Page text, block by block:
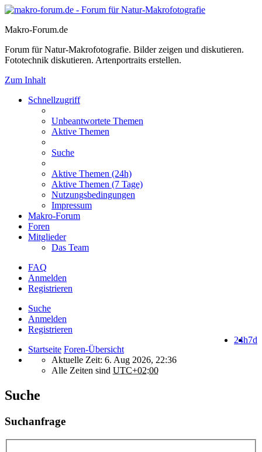
Makro-Forum.de
Forum für Natur-Makrofotografie. Bilder zeigen und diskutieren.
Fototechnik diskutieren. Artenportraits erstellen.
Zum Inhalt
Schnellzugriff
Unbeantwortete Themen
Aktive Themen
Suche
Aktive Themen (24h)
Aktive Themen (7 Tage)
Nutzungsbedingungen
Impressum
Makro-Forum
Foren
Mitglieder
Das Team
FAQ
Anmelden
Registrieren
Suche
Anmelden
Registrieren
7d
24h
Startseite Foren-Übersicht
Aktuelle Zeit: 6. Aug 2026, 22:36
Alle Zeiten sind UTC+02:00
Suche
Suchanfrage